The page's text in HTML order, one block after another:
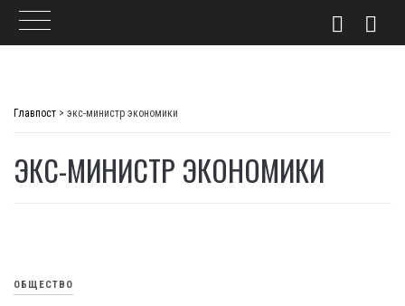
Главпост > экс-министр экономики
ЭКС-МИНИСТР ЭКОНОМИКИ
ОБЩЕСТВО